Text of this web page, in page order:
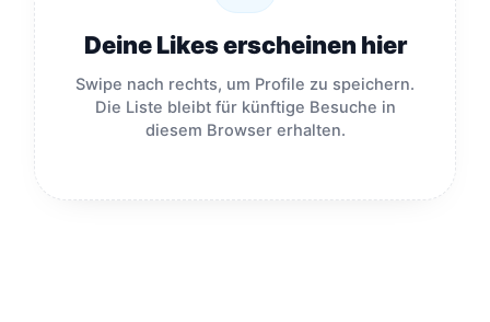
Deine Likes erscheinen hier
Swipe nach rechts, um Profile zu speichern.
Die Liste bleibt für künftige Besuche in
diesem Browser erhalten.